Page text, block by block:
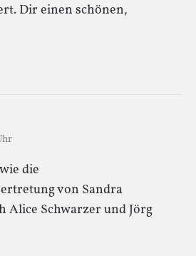
Dir einen schönen,
die
von Sandra
Alice Schwarzer und Jörg